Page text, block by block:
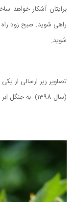
برایتان آشکار خواهد
راهی شوید. صبح زود راه
شوید.
تصاویر زیر ارسالی از یکی
(سال 1398) به جنگل ابر رفته است.